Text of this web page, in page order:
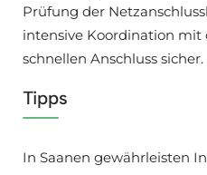
Prüfung der
intensive Koordination
schnellen Anschluss sicher.
Tipps
In Saanen gewährleisten